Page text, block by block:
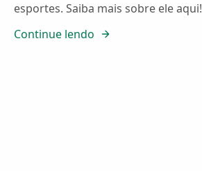
esportes. Saiba mais sobre ele aqui!
Continue lendo